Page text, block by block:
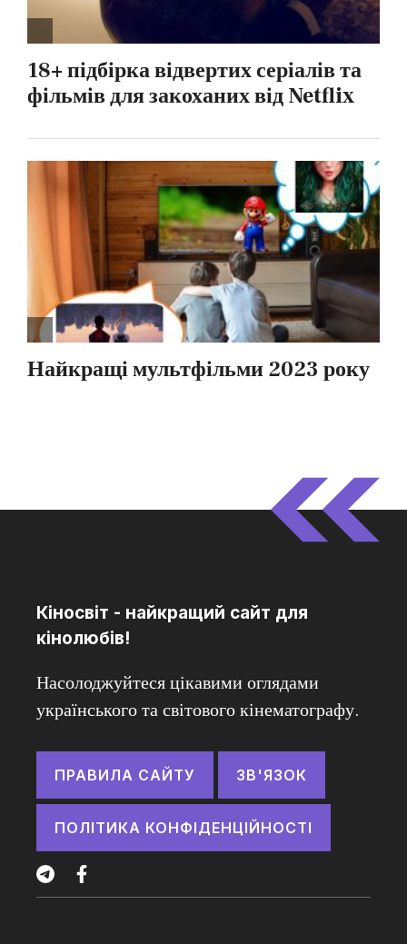
Кіносвіт - найкращий сайт для
кінолюбів!
Насолоджуйтеся цікавими оглядами
українського та світового кінематографу.
ПРАВИЛА САЙТУ ЗВ'ЯЗОК
ПОЛІТИКА КОНФІДЕНЦІЙНОСТІ